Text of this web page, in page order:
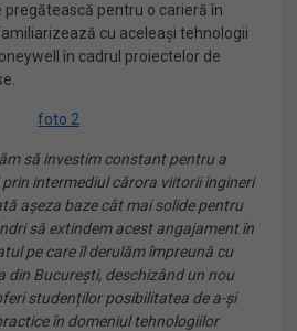
pentru o carieră în
cu aceleași tehnologii
în cadrul proiectelor de
să investim constant pentru a
intermediul cărora viitorii ingineri
așeza baze cât mai solide pentru
să extindem acest angajament în
pe care îl derulăm împreună cu
din București, deschizând un nou
studenților posibilitatea de a-și
în domeniul tehnologiilor